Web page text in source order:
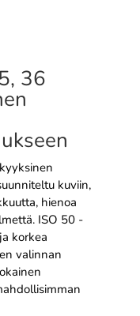
36
kuviin,
hienoa
ISO 50 -
korkea
valinnan